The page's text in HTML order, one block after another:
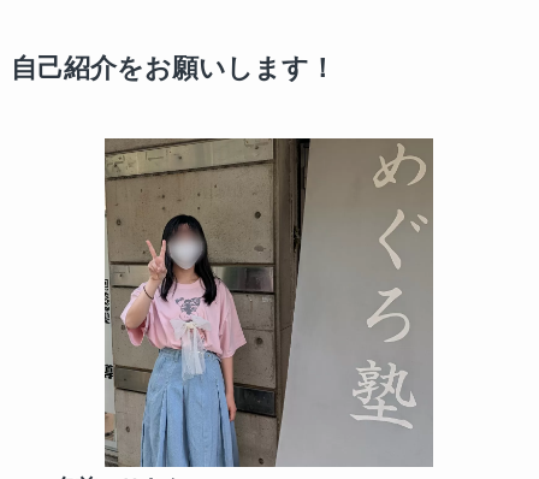
自己紹介をお願いします！